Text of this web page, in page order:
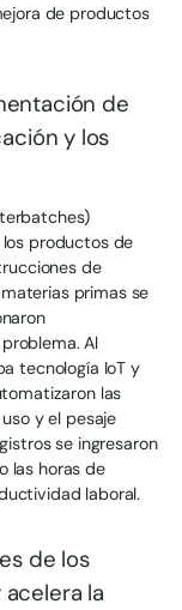
de productos
de
y los
productos de
de
primas se
Al
tecnología IoT y
las
y el pesaje
se ingresaron
las horas de
laboral.
de los
la